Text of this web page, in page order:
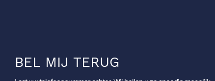
BEL MIJ TERUG